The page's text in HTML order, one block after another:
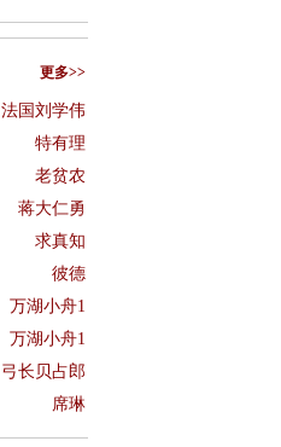
更多>>
法国刘学伟
特有理
老贫农
蒋大仁勇
求真知
彼德
万湖小舟1
万湖小舟1
弓长贝占郎
席琳